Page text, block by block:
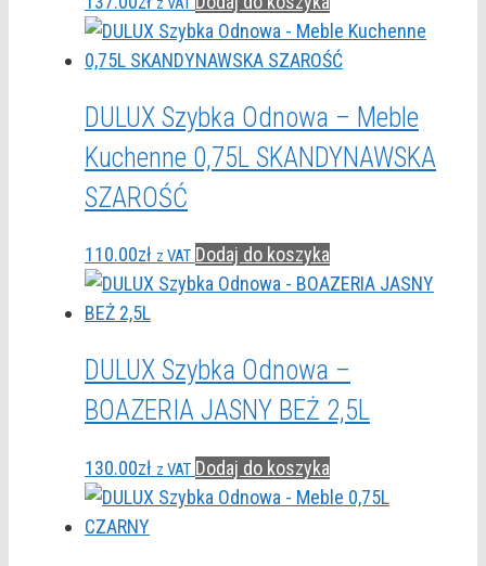
DULUX Szybka Odnowa – Meble
Kuchenne 0,75L SKANDYNAWSKA
SZAROŚĆ
110.00zł z VAT Dodaj do koszyka
DULUX Szybka Odnowa –
BOAZERIA JASNY BEŻ 2,5L
130.00zł z VAT Dodaj do koszyka